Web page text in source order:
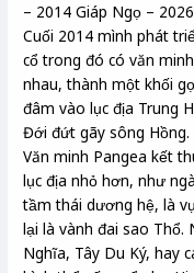
– 2014 Giáp Ngọ –
Cuối 2014 mình phát
cổ trong đó có văn
nhau, thành một khối
đâm vào lục địa Trung
Đới đứt gãy sông Hồng.
Văn minh Pangea kết
lục địa nhỏ hơn, như
tầm thái dương hệ, là
lại là vành đai sao Thổ.
Nghĩa, Tây Du Ký, hay